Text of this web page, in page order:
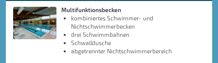
Multifunktionsbecken
kombiniertes Schwimmer- und
Nichtschwimmerbecken
drei Schwimmbahnen
Schwalldusche
abgetrennter Nichtschwimmerbereich